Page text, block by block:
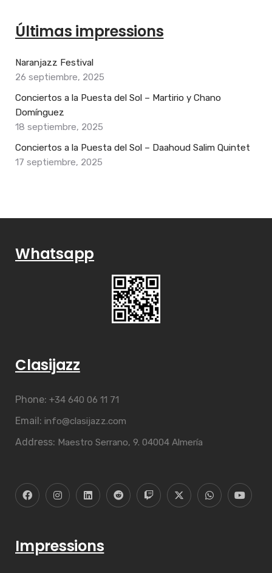
Últimas impressions
Naranjazz Festival
26 septiembre, 2025
Conciertos a la Puesta del Sol – Martirio y Chano
Domínguez
18 septiembre, 2025
Conciertos a la Puesta del Sol – Daahoud Salim Quintet
17 septiembre, 2025
Whatsapp
Clasijazz
Phone: +34 640 06 11 71
Email: info@clasijazz.com
Address: Maestro Serrano, 9. 04004 Almería
Impressions